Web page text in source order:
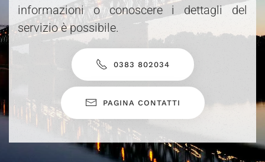
informazioni o conoscere i dettagli del
servizio è possibile.
0383 802034
PAGINA CONTATTI